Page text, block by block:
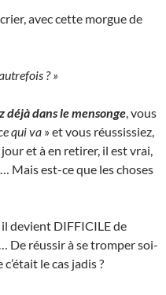
avec cette morgue de
? »
déjà dans le mensonge , vous
qui va » et vous réussissiez,
et à en retirer, il est vrai,
Mais est-ce que les choses
devient DIFFICILE de
De réussir à se tromper soi-
c’était le cas jadis ?